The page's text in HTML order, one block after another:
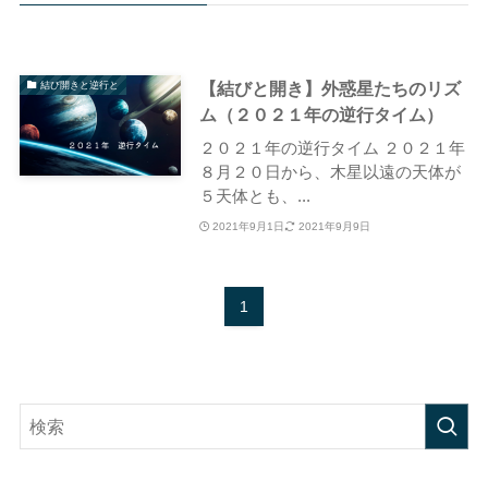
結び開きと逆行と
【結びと開き】外惑星たちのリズ
ム（２０２１年の逆行タイム）
２０２１年の逆行タイム ２０２１年
８月２０日から、木星以遠の天体が
５天体とも、...
2021年9月1日 2021年9月9日
1